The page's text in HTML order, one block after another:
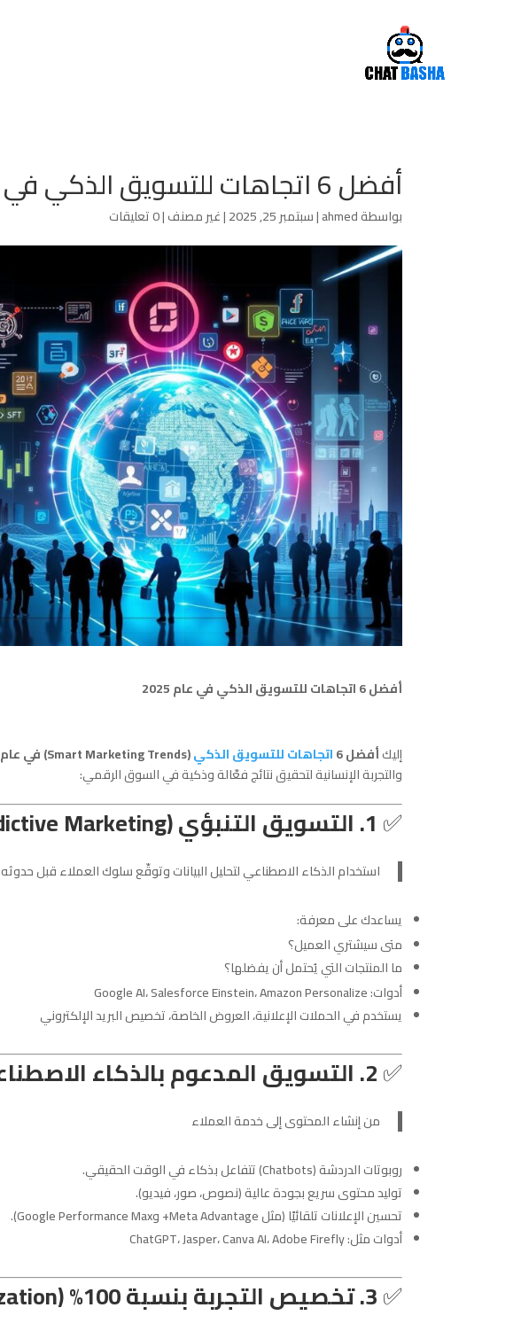
أفضل 6 اتجاهات للتسويق الذكي في عام 2025
بواسطةahmed
|سبتمبر 25, 2025 |غير مصنف|0 تعليقات
أفضل 6 اتجاهات للتسويق الذكي في عام 2025
إليكأفضل 6 اتجاهات للتسويق الذكي(Smart Marketing Trends) في عام 2025
والتجربة الإنسانية لتحقيق نتائج فعّالة وذكية في السوق الرقمي:
✅ 1. التسويق التنبؤي (Predictive Marketing)
استخدام الذكاء الاصطناعي لتحليل البيانات وتوقّع سلوك العملاء قبل حدوثه
يساعدك على معرفة:
متى سيشتري العميل؟
ما المنتجات التي يُحتمل أن يفضلها؟
أدوات: Google AI، Salesforce Einstein، Amazon Personalize
يستخدم في الحملات الإعلانية، العروض الخاصة، تخصيص البريد الإلكتروني
✅2. التسويق المدعوم بالذكاء الاصطناعي (AI-Powered Marketing)
من إنشاء المحتوى إلى خدمة العملاء
روبوتات الدردشة (Chatbots) تتفاعل بذكاء في الوقت الحقيقي.
توليد محتوى سريع بجودة عالية (نصوص، صور، فيديو).
تحسين الإعلانات تلقائيًا (مثل Meta Advantage+ وGoogle Performance Max).
أدوات مثل: ChatGPT، Jasper، Canva AI، Adobe Firefly
✅3. تخصيص التجربة بنسبة 100% (Hyper-Personalization)